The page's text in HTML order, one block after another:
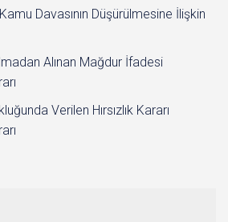
Davasının Düşürülmesine İlişkin
Alınan Mağdur İfadesi
Verilen Hırsızlık Kararı